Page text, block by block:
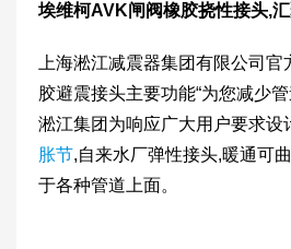
埃维柯AVK闸阀橡胶挠性接头,
上海淞江减震器集团有限公司
胶避震接头主要功能“为您减少管
淞江集团为响应广大用户要求设
胀节,自来水厂弹性接头,暖通可
于各种管道上面。